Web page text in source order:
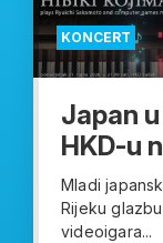
KONCERT
Japan
HKD-u
Mladi
Rijeku
videoigara...